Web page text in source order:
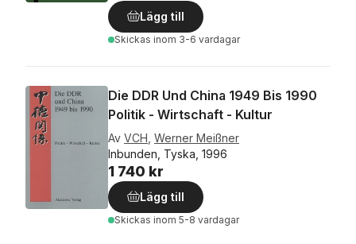
Lägg till
Skickas inom 3-6 vardagar
Die DDR Und China 1949 Bis 1990
Politik - Wirtschaft - Kultur
Av VCH Werner Meißner
Inbunden, Tyska, 1996
1 740 kr
Lägg till
Skickas inom 5-8 vardagar